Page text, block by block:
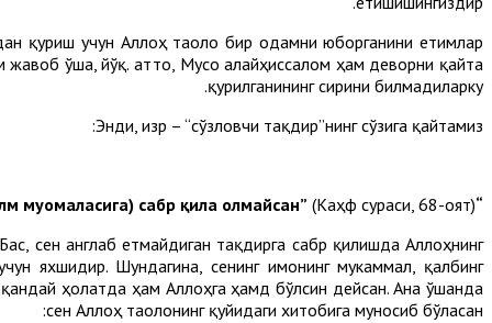
қуриш учун Аллоҳ таоло бир одамни юборганини етимлар
ўша, йўқ. Ҳатто, Мусо алайҳиссалом ҳам деворни қайта
қурилганининг сирини билмадиларку.
Энди, Ҳизр – “сўзловчи тақдир”нинг сўзига қайтамиз:
“Аниқки, сен мен билан бирга (илм муомаласига) сабр қила олмайсан”
(Каҳф сураси, 68-оят).
сен англаб етмайдиган тақдирга сабр қилишда Аллоҳнинг
яхшидир. Шундагина, сенинг имонинг мукаммал, қалбинг
ҳолатда ҳам Аллоҳга ҳамд бўлсин дейсан. Ана ўшанда
сен Аллоҳ таолонинг қуйидаги хитобига муносиб бўласан: